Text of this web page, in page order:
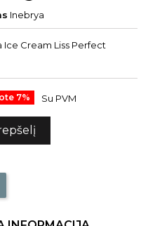
Inebrya
Ice Cream Liss Perfect
7% Su PVM